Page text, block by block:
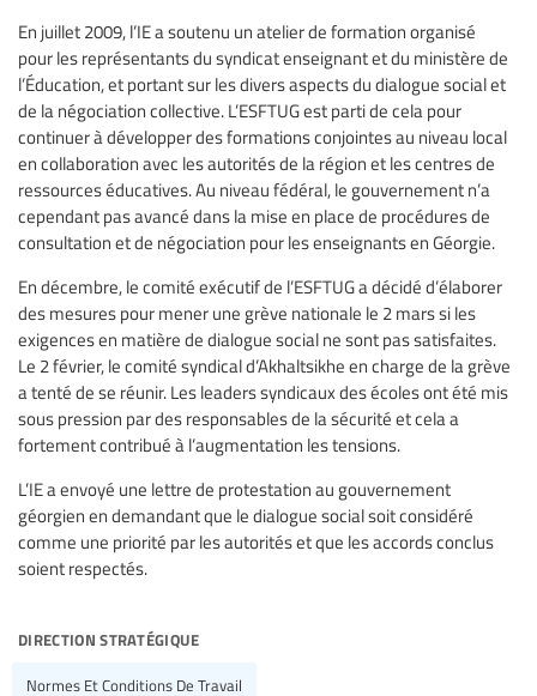
En juillet 2009, l’IE a soutenu un atelier de formation organisé
pour les représentants du syndicat enseignant et du ministère de
l’Éducation, et portant sur les divers aspects du dialogue social et
de la négociation collective. L’ESFTUG est parti de cela pour
continuer à développer des formations conjointes au niveau local
en collaboration avec les autorités de la région et les centres de
ressources éducatives. Au niveau fédéral, le gouvernement n’a
cependant pas avancé dans la mise en place de procédures de
consultation et de négociation pour les enseignants en Géorgie.
En décembre, le comité exécutif de l’ESFTUG a décidé d’élaborer
des mesures pour mener une grève nationale le 2 mars si les
exigences en matière de dialogue social ne sont pas satisfaites.
Le 2 février, le comité syndical d’Akhaltsikhe en charge de la grève
a tenté de se réunir. Les leaders syndicaux des écoles ont été mis
sous pression par des responsables de la sécurité et cela a
fortement contribué à l’augmentation les tensions.
L’IE a envoyé une lettre de protestation au gouvernement
géorgien en demandant que le dialogue social soit considéré
comme une priorité par les autorités et que les accords conclus
soient respectés.
direction stratégique
Normes Et Conditions De Travail